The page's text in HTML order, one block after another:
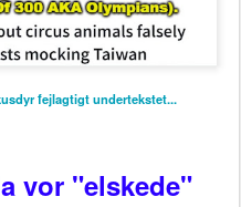
fejlagtigt undertekstet...
vor "elskede"